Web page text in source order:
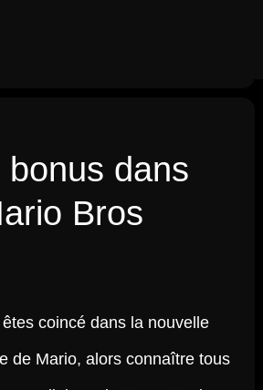
bonus dans
Bros
coincé dans la nouvelle
de Mario, alors connaître tous